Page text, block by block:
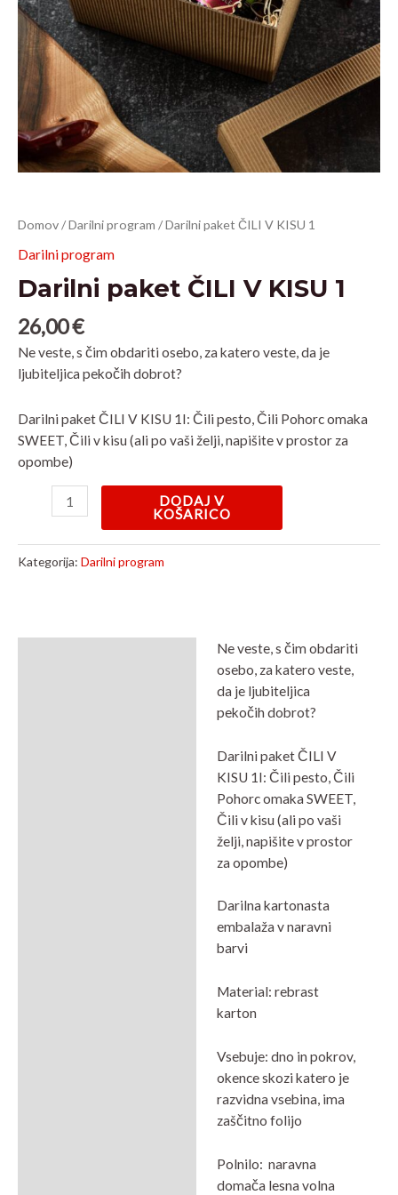
Domov/Darilni program / Darilni paket ČILI V KISU 1
Darilni program
Darilni paket ČILI V KISU 1
26,00€
Ne veste, s čim obdariti osebo, za katero veste, da je
ljubiteljica pekočih dobrot?
Darilni paket ČILI V KISU 1I: Čili pesto, Čili Pohorc omaka
SWEET, Čili v kisu (ali po vaši želji, napišite v prostor za
opombe)
Darilni
V
1
količina
DODAJ V
KOŠARICO
Kategorija: Darilni program
Ne veste, s čim obdariti
osebo, za katero veste,
da je ljubiteljica
pekočih dobrot?
Darilni paket ČILI V
KISU 1I: Čili pesto, Čili
Pohorc omaka SWEET,
Čili v kisu (ali po vaši
želji, napišite v prostor
za opombe)
Darilna kartonasta
embalaža v naravni
barvi
Material: rebrast
karton
Vsebuje: dno in pokrov,
okence skozi katero je
razvidna vsebina, ima
zaščitno folijo
Polnilo: naravna
domača lesna volna